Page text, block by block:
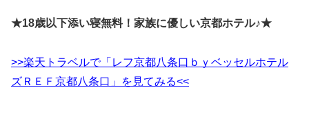
★18歳以下添い寝無料！家族に優しい京都ホテル♪★
>>楽天トラベルで「レフ京都八条口ｂｙベッセルホテル
ズＲＥＦ京都八条口」を見てみる<<